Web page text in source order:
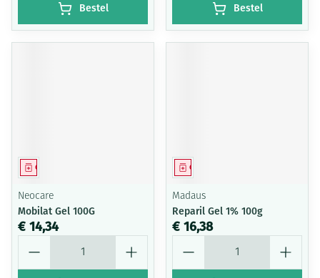
Bestel Bestel
Geneesmiddel
Neocare
Mobilat Gel 100G
€ 14,34
Geneesmiddel
Madaus
Reparil Gel 1% 100g
€ 16,38